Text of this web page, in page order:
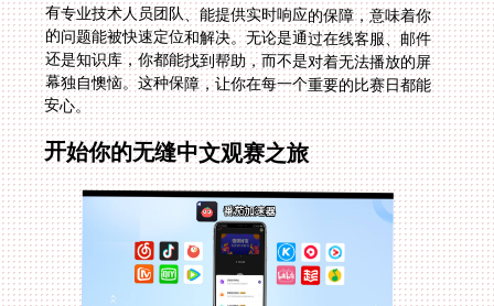
安心。
开始你的无缝中文观赛之旅